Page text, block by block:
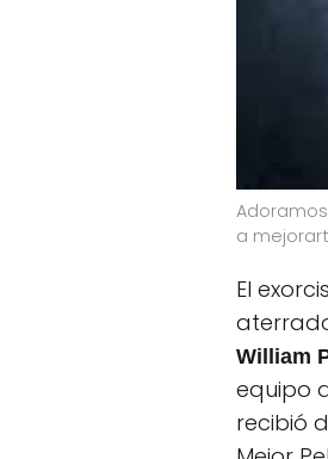
a
El
William
equipo
recibió